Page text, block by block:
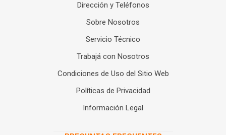
Dirección y Teléfonos
Sobre Nosotros
Servicio Técnico
Trabajá con Nosotros
Condiciones de Uso del Sitio Web
Políticas de Privacidad
Información Legal